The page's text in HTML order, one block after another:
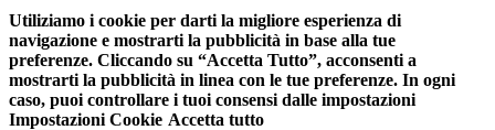
Utiliziamo i cookie per darti la migliore esperienza di
navigazione e mostrarti la pubblicità in base alla tue
preferenze. Cliccando su “Accetta Tutto”, acconsenti a
mostrarti la pubblicità in linea con le tue preferenze. In ogni
caso, puoi controllare i tuoi consensi dalle impostazioni
Impostazioni Cookie Accetta tutto